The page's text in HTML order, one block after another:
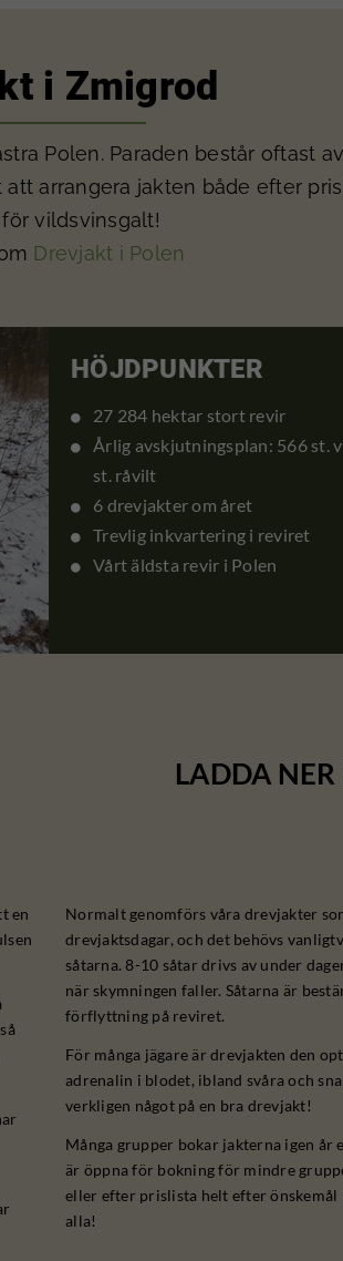
i Zmigrod
Polen. Paraden består oftast
arrangera jakten både efter
vildsvinsgalt!
Drevjakt i Polen
HÖJDPUNKTER
27 284 hektar stort revir
Årlig avskjutningsplan: 566 st.
st. råvilt
6 drevjakter om året
Trevlig inkvartering i reviret
Vårt äldsta revir i Polen
LADDA
en
Normalt genomförs våra drevjakter
drevjaktsdagar, och det behövs
såtarna. 8-10 såtar drivs av under
när skymningen faller. Såtarna är
förflyttning på reviret.
För många jägare är drevjakten den
adrenalin i blodet, ibland svåra och
verkligen något på en bra drevjakt!
Många grupper bokar jakterna igen år
är öppna för bokning för mindre
eller efter prislista helt efter
alla!